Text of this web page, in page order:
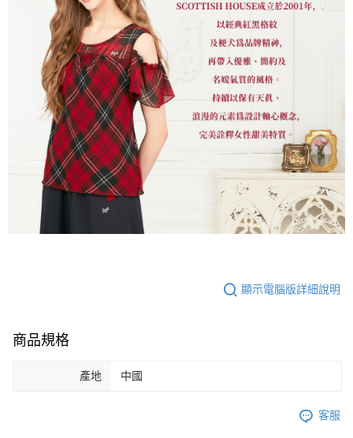
顯示電腦版詳細說明
商品規格
產地 中國
客服